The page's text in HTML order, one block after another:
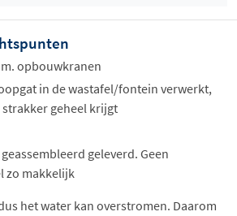
opbouwkranen
in de wastafel/fontein verwerkt,
geheel krijgt
geleverd. Geen
zo makkelijk
het water kan overstromen. Daarom